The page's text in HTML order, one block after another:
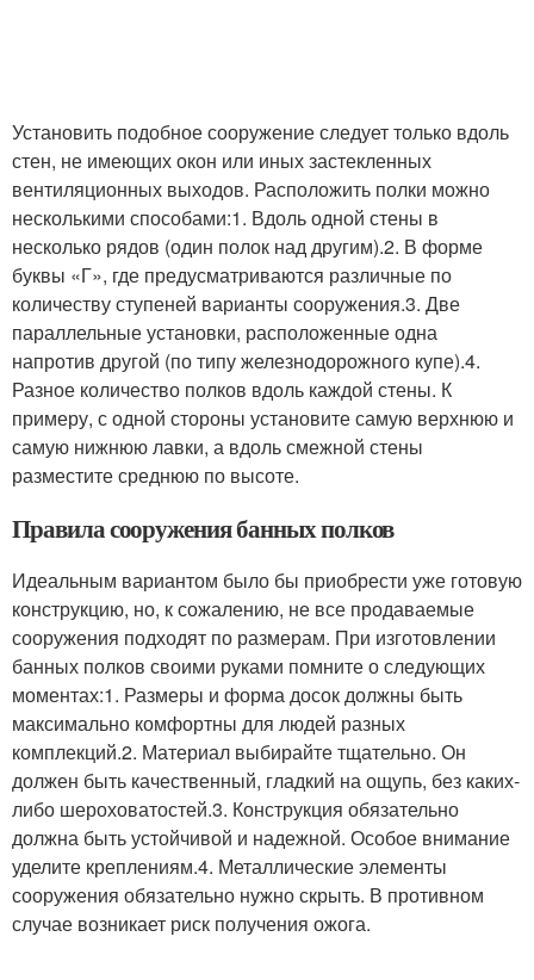
Установить подобное сооружение следует только вдоль
стен, не имеющих окон или иных застекленных
вентиляционных выходов. Расположить полки можно
несколькими способами:1. Вдоль одной стены в
несколько рядов (один полок над другим).2. В форме
буквы «Г», где предусматриваются различные по
количеству ступеней варианты сооружения.3. Две
параллельные установки, расположенные одна
напротив другой (по типу железнодорожного купе).4.
Разное количество полков вдоль каждой стены. К
примеру, с одной стороны установите самую верхнюю и
самую нижнюю лавки, а вдоль смежной стены
разместите среднюю по высоте.
Правила сооружения банных полков
Идеальным вариантом было бы приобрести уже готовую
конструкцию, но, к сожалению, не все продаваемые
сооружения подходят по размерам. При изготовлении
банных полков своими руками помните о следующих
моментах:1. Размеры и форма досок должны быть
максимально комфортны для людей разных
комплекций.2. Материал выбирайте тщательно. Он
должен быть качественный, гладкий на ощупь, без каких-
либо шероховатостей.3. Конструкция обязательно
должна быть устойчивой и надежной. Особое внимание
уделите креплениям.4. Металлические элементы
сооружения обязательно нужно скрыть. В противном
случае возникает риск получения ожога.